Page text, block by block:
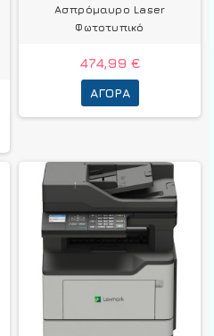
Ασπρόμαυρο Laser
Φωτοτυπικό
474,99 €
ΑΓΟΡΆ